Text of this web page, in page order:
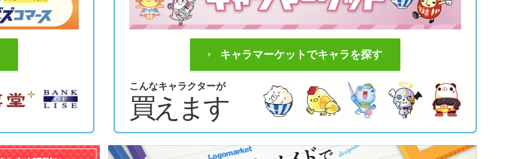
キャラマーケットでキャラを探す
こんなキャラクターが
買えます